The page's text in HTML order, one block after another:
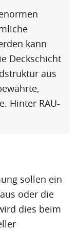
kann
Deckschicht
aus
Hinter RAU-
sollen ein
oder die
dies beim